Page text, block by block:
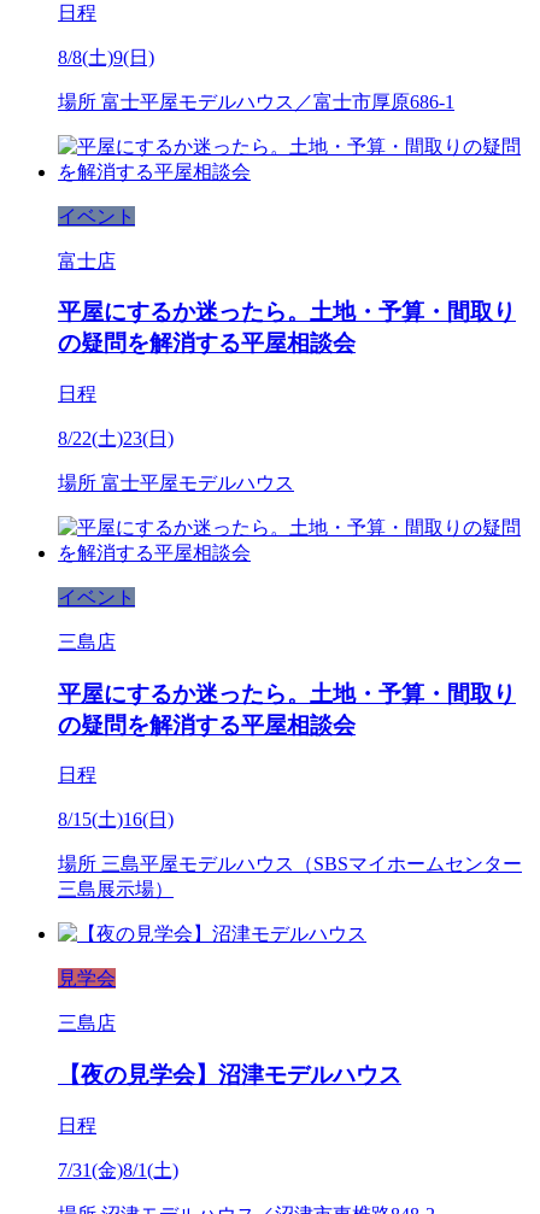
日程
8/8(土)9(日)
場所 富士平屋モデルハウス／富士市厚原686-1
イベント
富士店
平屋にするか迷ったら。土地・予算・間取り
の疑問を解消する平屋相談会
日程
8/22(土)23(日)
場所 富士平屋モデルハウス
イベント
三島店
平屋にするか迷ったら。土地・予算・間取り
の疑問を解消する平屋相談会
日程
8/15(土)16(日)
場所 三島平屋モデルハウス（SBSマイホームセンター
三島展示場）
見学会
三島店
【夜の見学会】沼津モデルハウス
日程
7/31(金)8/1(土)